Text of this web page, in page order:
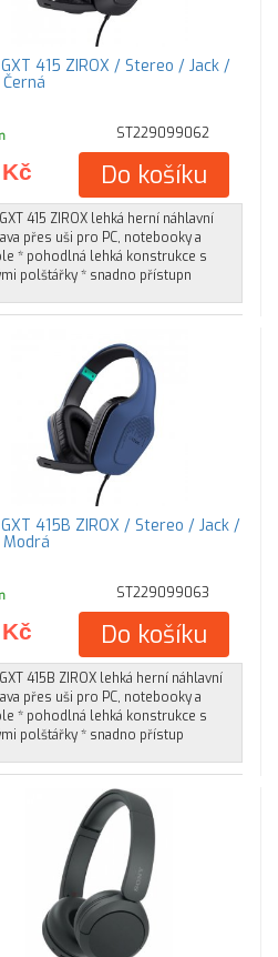
415 ZIROX / Stereo / Jack /
ST229099062
Do košíku
415 ZIROX lehká herní náhlavní
přes uši pro PC, notebooky a
* pohodlná lehká konstrukce s
polštářky * snadno přístupn
415B ZIROX / Stereo / Jack /
ST229099063
Do košíku
415B ZIROX lehká herní náhlavní
přes uši pro PC, notebooky a
* pohodlná lehká konstrukce s
polštářky * snadno přístup